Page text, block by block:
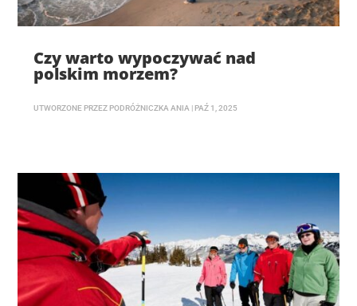
Czy warto wypoczywać nad
polskim morzem?
UTWORZONE PRZEZ PODRÓŻNICZKA ANIA | PAŹ 1, 2025